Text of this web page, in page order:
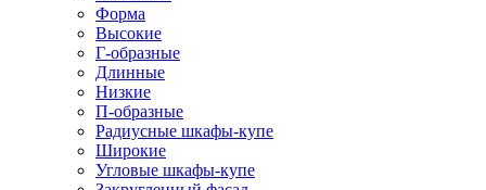
Форма
Высокие
Г-образные
Длинные
Низкие
П-образные
Радиусные шкафы-купе
Широкие
Угловые шкафы-купе